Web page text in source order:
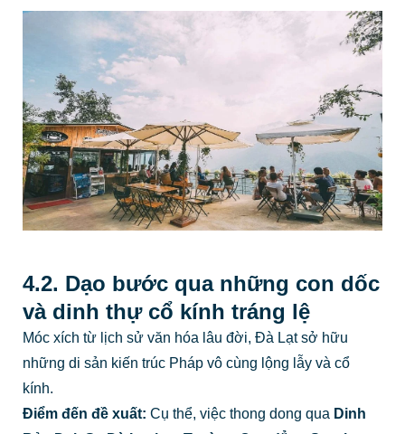
4.2. Dạo bước qua những con dốc
và dinh thự cổ kính tráng lệ
Móc xích từ lịch sử văn hóa lâu đời, Đà Lạt sở hữu
những di sản kiến trúc Pháp vô cùng lộng lẫy và cổ
kính.
Điểm đến đề xuất: Cụ thể, việc thong dong qua Dinh